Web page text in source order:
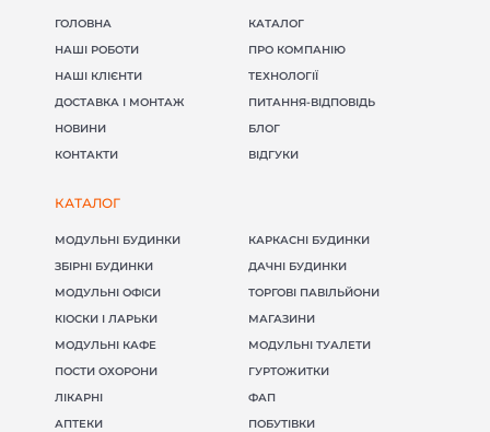
ГОЛОВНА
КАТАЛОГ
НАШІ РОБОТИ
ПРО КОМПАНІЮ
НАШІ КЛІЄНТИ
ТЕХНОЛОГІЇ
ДОСТАВКА І МОНТАЖ
ПИТАННЯ-ВІДПОВІДЬ
НОВИНИ
БЛОГ
КОНТАКТИ
ВІДГУКИ
КАТАЛОГ
МОДУЛЬНІ БУДИНКИ
КАРКАСНІ БУДИНКИ
ЗБІРНІ БУДИНКИ
ДАЧНІ БУДИНКИ
МОДУЛЬНІ ОФІСИ
ТОРГОВІ ПАВІЛЬЙОНИ
КІОСКИ І ЛАРЬКИ
МАГАЗИНИ
МОДУЛЬНІ КАФЕ
МОДУЛЬНІ ТУАЛЕТИ
ПОСТИ ОХОРОНИ
ГУРТОЖИТКИ
ЛІКАРНІ
ФАП
АПТЕКИ
ПОБУТІВКИ